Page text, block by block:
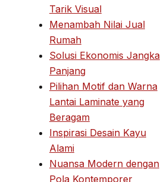
Tarik Visual
Menambah Nilai Jual
Rumah
Solusi Ekonomis Jangka
Panjang
Pilihan Motif dan Warna
Lantai Laminate yang
Beragam
Inspirasi Desain Kayu
Alami
Nuansa Modern dengan
Pola Kontemporer